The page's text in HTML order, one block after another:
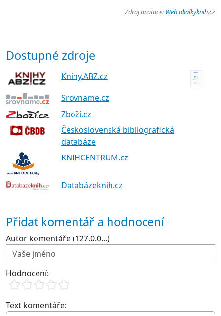
Zdroj anotace: Web obalkyknih.cz
Dostupné zdroje
Knihy.ABZ.cz
Srovname.cz
Zboží.cz
Československá bibliografická
databáze
KNIHCENTRUM.cz
Databázeknih.cz
Přidat komentář a hodnocení
Autor komentáře (127.0.0...)
Hodnocení:
Text komentáře: